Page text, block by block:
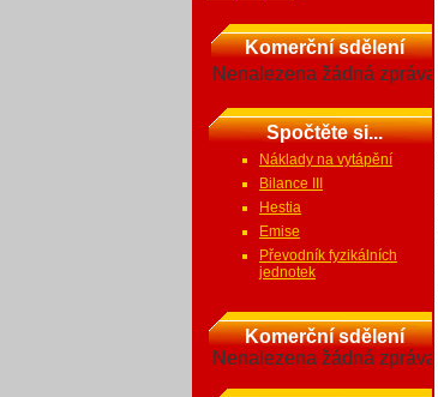
Komerční sdělení
Nenalezena žádná zpráva
Spočtěte si...
Náklady na vytápění
Bilance III
Hestia
Emise
Převodník fyzikálních
jednotek
Komerční sdělení
Nenalezena žádná zpráva